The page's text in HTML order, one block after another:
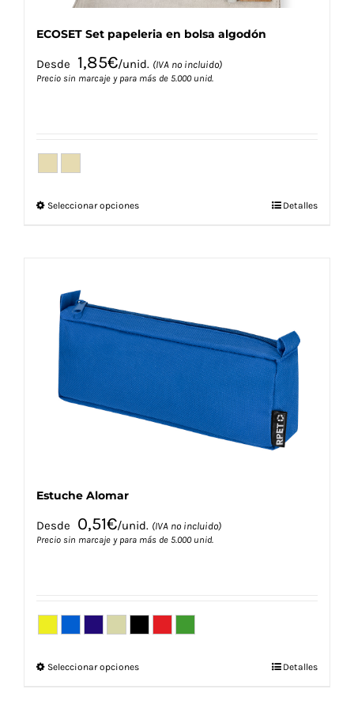
ECOSET Set papeleria en bolsa algodón
Desde 1,85€/unid. (IVA no incluido)
Precio sin marcaje y para más de 5.000 unid.
Seleccionar opcionesEste
opciones
se
pueden
elegir
en
la
página
Detalles
Estuche Alomar
Desde 0,51€/unid. (IVA no incluido)
Precio sin marcaje y para más de 5.000 unid.
Seleccionar opcionesEste
Detalles